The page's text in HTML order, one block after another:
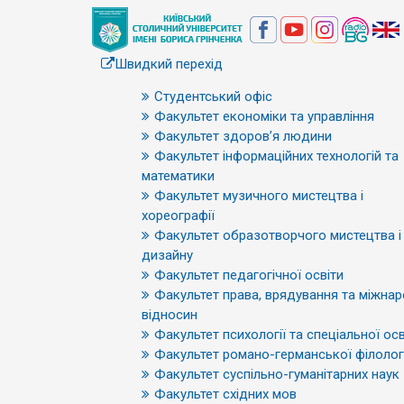
Швидкий перехід
Студентський офіс
Факультет економіки та управління
Факультет здоров’я людини
Факультет інформаційних технологій та
математики
Факультет музичного мистецтва і
хореографії
Факультет образотворчого мистецтва і
дизайну
Факультет педагогічної освіти
Факультет права, врядування та
відносин
Факультет психології та спеціальної
Факультет романо-германської
Факультет суспільно-гуманітарних наук
Факультет східних мов